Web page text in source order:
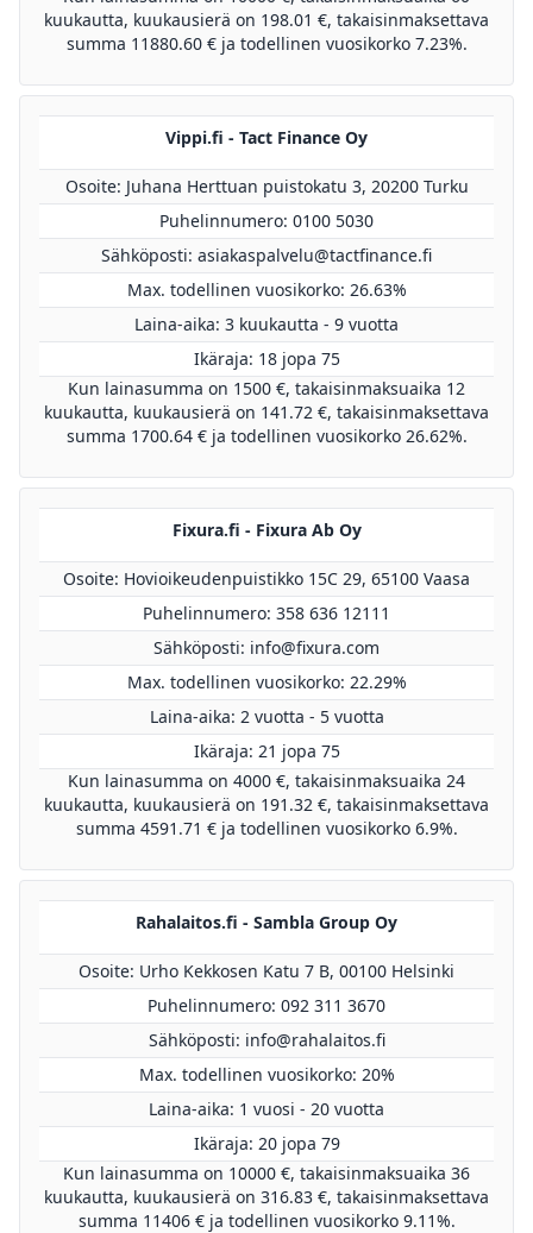
kuukautta, kuukausierä on 198.01 €, takaisinmaksettava
summa 11880.60 € ja todellinen vuosikorko 7.23%.
Vippi.fi - Tact Finance Oy
Osoite: Juhana Herttuan puistokatu 3, 20200 Turku
Puhelinnumero: 0100 5030
Sähköposti: asiakaspalvelu@tactfinance.fi
Max. todellinen vuosikorko: 26.63%
Laina-aika: 3 kuukautta - 9 vuotta
Ikäraja: 18 jopa 75
Kun lainasumma on 1500 €, takaisinmaksuaika 12
kuukautta, kuukausierä on 141.72 €, takaisinmaksettava
summa 1700.64 € ja todellinen vuosikorko 26.62%.
Fixura.fi - Fixura Ab Oy
Osoite: Hovioikeudenpuistikko 15C 29, 65100 Vaasa
Puhelinnumero: 358 636 12111
Sähköposti: info@fixura.com
Max. todellinen vuosikorko: 22.29%
Laina-aika: 2 vuotta - 5 vuotta
Ikäraja: 21 jopa 75
Kun lainasumma on 4000 €, takaisinmaksuaika 24
kuukautta, kuukausierä on 191.32 €, takaisinmaksettava
summa 4591.71 € ja todellinen vuosikorko 6.9%.
Rahalaitos.fi - Sambla Group Oy
Osoite: Urho Kekkosen Katu 7 B, 00100 Helsinki
Puhelinnumero: 092 311 3670
Sähköposti: info@rahalaitos.fi
Max. todellinen vuosikorko: 20%
Laina-aika: 1 vuosi - 20 vuotta
Ikäraja: 20 jopa 79
Kun lainasumma on 10000 €, takaisinmaksuaika 36
kuukautta, kuukausierä on 316.83 €, takaisinmaksettava
summa 11406 € ja todellinen vuosikorko 9.11%.